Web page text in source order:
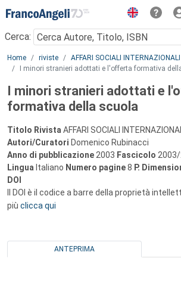
Menu
Cerca:
Main content
Home riviste AFFARI SOCIALI INTERNAZIONALI
I minori stranieri adottati e l'offerta formativa
I minori stranieri adottati e
formativa della scuola
Titolo Rivista AFFARI SOCIALI
Autori/Curatori Domenico Rubinacci
Anno di pubblicazione 2003 Fascicolo
Lingua Italiano Numero pagine8 P.
DOI
Il DOI è il codice a barre della proprietà
più clicca qui
ANTEPRIMA